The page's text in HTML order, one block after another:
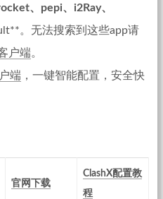
、pepi、i2Ray、
。无法搜索到这些app请
户端。
端 ，一键智能配置，安全快
官网下载
ClashX配置教
程